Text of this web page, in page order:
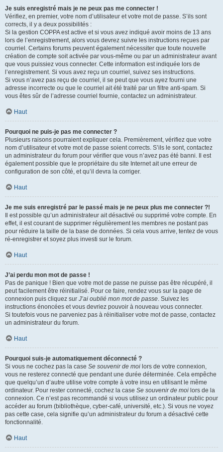
Je suis enregistré mais je ne peux pas me connecter !
Vérifiez, en premier, votre nom d’utilisateur et votre mot de passe. S’ils sont
corrects, il y a deux possibilités :
Si la gestion COPPA est active et si vous avez indiqué avoir moins de 13 ans
lors de l’enregistrement, alors vous devrez suivre les instructions reçues par
courriel. Certains forums peuvent également nécessiter que toute nouvelle
création de compte soit activée par vous-même ou par un administrateur avant
que vous puissiez vous connecter. Cette information est indiquée lors de
l’enregistrement. Si vous avez reçu un courriel, suivez ses instructions.
Si vous n’avez pas reçu de courriel, il se peut que vous ayez fourni une
adresse incorrecte ou que le courriel ait été traité par un filtre anti-spam. Si
vous êtes sûr de l’adresse courriel fournie, contactez un administrateur.
Haut
Pourquoi ne puis-je pas me connecter ?
Plusieurs raisons pourraient expliquer cela. Premièrement, vérifiez que votre
nom d’utilisateur et votre mot de passe soient corrects. S’ils le sont, contactez
un administrateur du forum pour vérifier que vous n’avez pas été banni. Il est
également possible que le propriétaire du site Internet ait une erreur de
configuration de son côté, et qu’il devra la corriger.
Haut
Je me suis enregistré par le passé mais je ne peux plus me connecter ?!
Il est possible qu’un administrateur ait désactivé ou supprimé votre compte. En
effet, il est courant de supprimer régulièrement les membres ne postant pas
pour réduire la taille de la base de données. Si cela vous arrive, tentez de vous
ré-enregistrer et soyez plus investi sur le forum.
Haut
J’ai perdu mon mot de passe !
Pas de panique ! Bien que votre mot de passe ne puisse pas être récupéré, il
peut facilement être réinitialisé. Pour ce faire, rendez vous sur la page de
connexion puis cliquez sur J’ai oublié mon mot de passe. Suivez les
instructions énoncées et vous devriez pouvoir à nouveau vous connecter.
Si toutefois vous ne parveniez pas à réinitialiser votre mot de passe, contactez
un administrateur du forum.
Haut
Pourquoi suis-je automatiquement déconnecté ?
Si vous ne cochez pas la case Se souvenir de moi lors de votre connexion,
vous ne resterez connecté que pendant une durée déterminée. Cela empêche
que quelqu’un d’autre utilise votre compte à votre insu en utilisant le même
ordinateur. Pour rester connecté, cochez la case Se souvenir de moi lors de la
connexion. Ce n’est pas recommandé si vous utilisez un ordinateur public pour
accéder au forum (bibliothèque, cyber-café, université, etc.). Si vous ne voyez
pas cette case, cela signifie qu’un administrateur du forum a désactivé cette
fonctionnalité.
Haut